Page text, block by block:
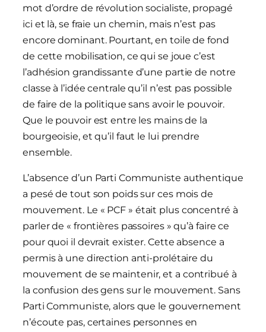
mot d’ordre de révolution socialiste, propagé
ici et là, se fraie un chemin, mais n’est pas
encore dominant. Pourtant, en toile de fond
de cette mobilisation, ce qui se joue c’est
l’adhésion grandissante d’une partie de notre
classe à l’idée centrale qu’il n’est pas possible
de faire de la politique sans avoir le pouvoir.
Que le pouvoir est entre les mains de la
bourgeoisie, et qu’il faut le lui prendre
ensemble.
L’absence d’un Parti Communiste authentique
a pesé de tout son poids sur ces mois de
mouvement. Le « PCF » était plus concentré à
parler de « frontières passoires » qu’à faire ce
pour quoi il devrait exister. Cette absence a
permis à une direction anti-prolétaire du
mouvement de se maintenir, et a contribué à
la confusion des gens sur le mouvement. Sans
Parti Communiste, alors que le gouvernement
n’écoute pas, certaines personnes en